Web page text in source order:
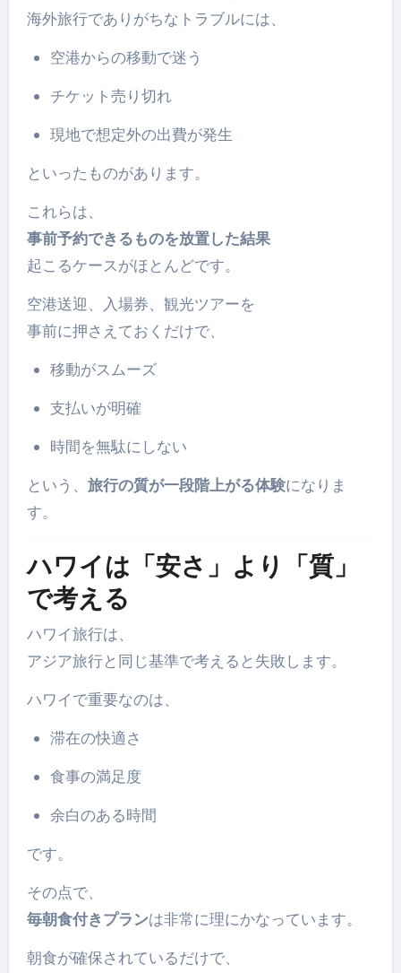
海外旅行でありがちなトラブルには、
空港からの移動で迷う
チケット売り切れ
現地で想定外の出費が発生
といったものがあります。
これらは、
事前予約できるものを放置した結果
起こるケースがほとんどです。
空港送迎、入場券、観光ツアーを
事前に押さえておくだけで、
移動がスムーズ
支払いが明確
時間を無駄にしない
という、 旅行の質が一段階上がる体験になりま
す。
ハワイは「安さ」より「質」
で考える
ハワイ旅行は、
アジア旅行と同じ基準で考えると失敗します。
ハワイで重要なのは、
滞在の快適さ
食事の満足度
余白のある時間
です。
その点で、
毎朝食付きプランは非常に理にかなっています。
朝食が確保されているだけで、